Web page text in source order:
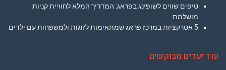
טיפים שווים לשופינג בפראג: המדריך המלא לחוויית קניות
מושלמת
5 אטרקציות במרכז פראג שמתאימות לזוגות ולמשפחות עם ילדים
עוד יעדים מבוקשים